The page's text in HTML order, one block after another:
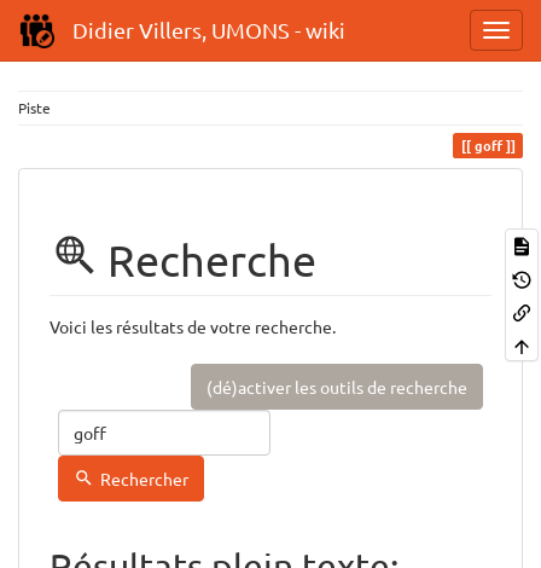
Didier Villers, UMONS - wiki
Piste
goff
Recherche
Voici les résultats de votre recherche.
(dé)activer les outils de recherche
Rechercher